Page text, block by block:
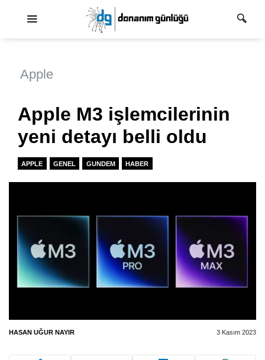
Apple
Apple M3 işlemcilerinin
yeni detayı belli oldu
APPLE GENEL GUNDEM HABER
HASAN UĞUR NAYIR 3 Kasım 2023